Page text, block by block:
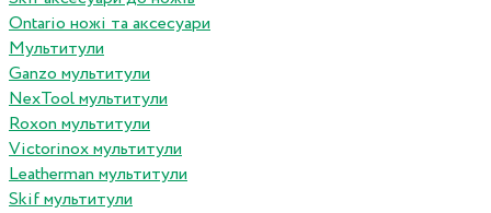
Ontario ножі та аксесуари
Мультитули
Ganzo мультитули
NexTool мультитули
Roxon мультитули
Victorinox мультитули
Leatherman мультитули
Skif мультитули